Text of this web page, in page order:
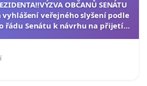
OBČANŮ SENÁTU
vyhlášení veřejného slyšení podle
řádu Senátu k návrhu na přijetí